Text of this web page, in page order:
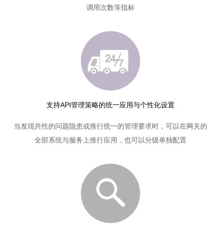
调用次数等指标
支持API管理策略的统一应用与个性化设置
当发现共性的问题隐患或推行统一的管理要求时，可以在网关的
全部系统与服务上推行应用，也可以分级单独配置